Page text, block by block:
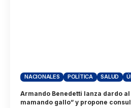
NACIONALES POLÍTICA SALUD
Armando Benedetti lanza dardo al
mamando gallo” y propone